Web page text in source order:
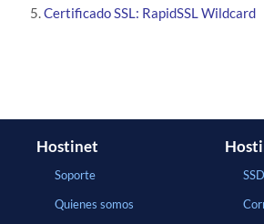
Certificado SSL: RapidSSL Wildcard
Hostinet
Soporte
Quienes somos
SSD